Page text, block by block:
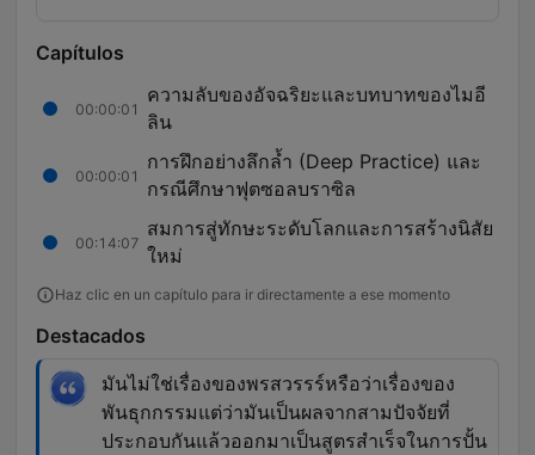
Capítulos
00:00:01
ความลับของอัจฉริยะและบทบาทของไมอี
ลิน
00:00:01
การฝึกอย่างลึกล้ำ (Deep Practice) และ
กรณีศึกษาฟุตซอลบราซิล
00:14:07
สมการสู่ทักษะระดับโลกและการสร้างนิสัย
ใหม่
Haz clic en un capítulo para ir directamente a ese momento
Destacados
มันไม่ใช่เรื่องของพรสวรรร์หรือว่าเรื่องของ
พันธุกกรรมแต่ว่ามันเป็นผลจากสามปัจจัยที่
ประกอบกันแล้วออกมาเป็นสูตรสำเร็จในการปั้น